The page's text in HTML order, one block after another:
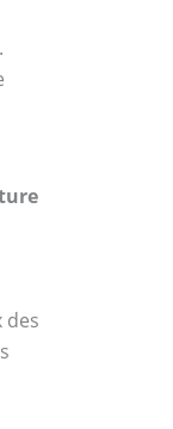
des